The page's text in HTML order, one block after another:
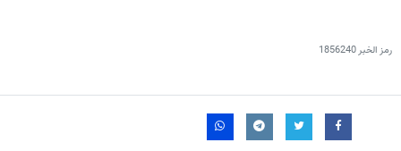
رمز الخبر1856240